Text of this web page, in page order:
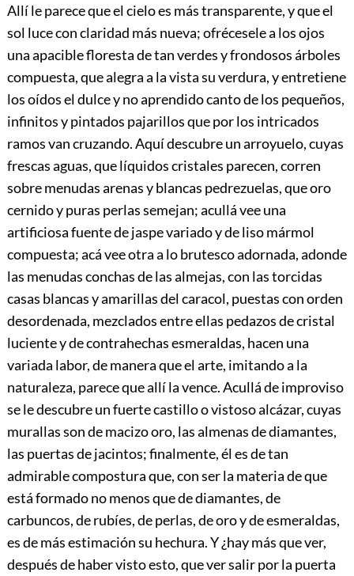
Allí le parece que el cielo es más transparente, y que el
sol luce con claridad más nueva; ofrécesele a los ojos
una apacible floresta de tan verdes y frondosos árboles
compuesta, que alegra a la vista su verdura, y entretiene
los oídos el dulce y no aprendido canto de los pequeños,
infinitos y pintados pajarillos que por los intricados
ramos van cruzando. Aquí descubre un arroyuelo, cuyas
frescas aguas, que líquidos cristales parecen, corren
sobre menudas arenas y blancas pedrezuelas, que oro
cernido y puras perlas semejan; acullá vee una
artificiosa fuente de jaspe variado y de liso mármol
compuesta; acá vee otra a lo brutesco adornada, adonde
las menudas conchas de las almejas, con las torcidas
casas blancas y amarillas del caracol, puestas con orden
desordenada, mezclados entre ellas pedazos de cristal
luciente y de contrahechas esmeraldas, hacen una
variada labor, de manera que el arte, imitando a la
naturaleza, parece que allí la vence. Acullá de improviso
se le descubre un fuerte castillo o vistoso alcázar, cuyas
murallas son de macizo oro, las almenas de diamantes,
las puertas de jacintos; finalmente, él es de tan
admirable compostura que, con ser la materia de que
está formado no menos que de diamantes, de
carbuncos, de rubíes, de perlas, de oro y de esmeraldas,
es de más estimación su hechura. Y ¿hay más que ver,
después de haber visto esto, que ver salir por la puerta